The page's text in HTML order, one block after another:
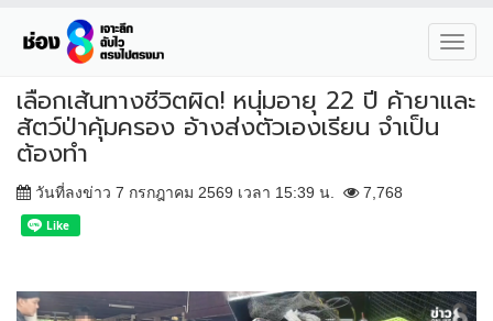
เลือกเส้นทางชีวิตผิด! หนุ่มอายุ 22 ปี ค้ายาและ
สัตว์ป่าคุ้มครอง อ้างส่งตัวเองเรียน จำเป็น
ต้องทำ
วันที่ลงข่าว 7 กรกฎาคม 2569 เวลา 15:39 น. 7,768